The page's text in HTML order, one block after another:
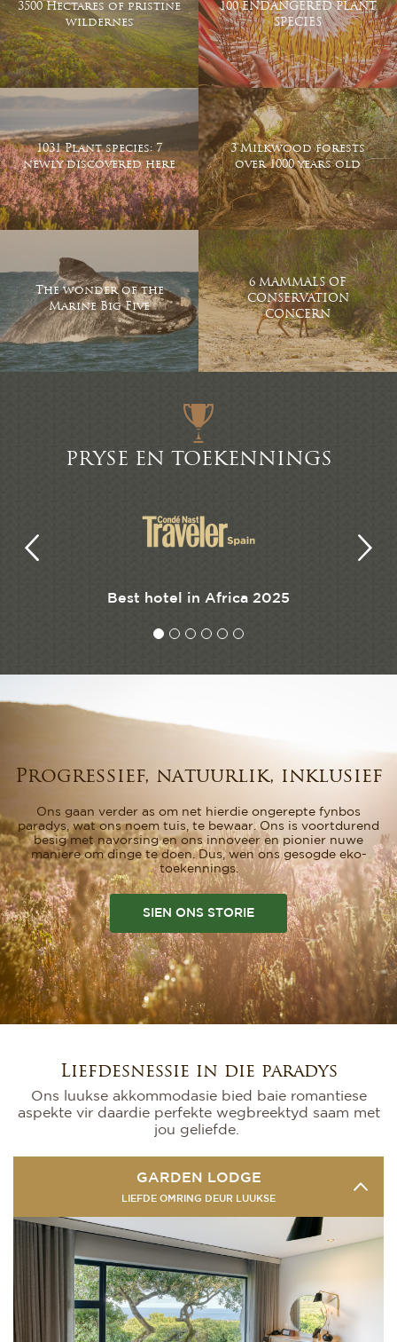
3500 Hectares of pristine
wildernes
100 ENDANGERED PLANT
SPECIES
1031 Plant species: 7
newly discovered here
3 Milkwood forests
over 1000 years old
The wonder of the
Marine Big Five
6 MAMMALS OF
CONSERVATION
CONCERN
PRYSE EN TOEKENNINGS
Best hotel in Africa 2025
Progressief, natuurlik, inklusief
Ons gaan verder as om net hierdie ongerepte fynbos
paradys, wat ons noem tuis, te bewaar. Ons is voortdurend
besig met navorsing en ons innoveer en pionier nuwe
maniere om dinge te doen. Dus, wen ons gesogde eko-
toekennings.
SIEN ONS STORIE
Liefdesnessie in die paradys
Ons luukse akkommodasie bied baie romantiese
aspekte vir daardie perfekte wegbreektyd saam met
jou geliefde.
GARDEN LODGE
LIEFDE OMRING DEUR LUUKSE